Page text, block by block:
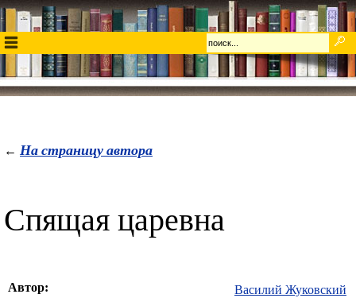
← На страницу автора
Спящая царевна
Автор: Василий Жуковский